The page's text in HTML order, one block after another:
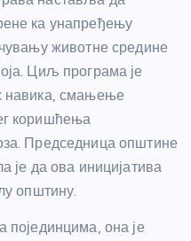
ка унапређењу
животне средине
Циљ програма је
навика, смањење
коришћења
Председница општине
је да ова иницијатива
општину.
појединцима, она је